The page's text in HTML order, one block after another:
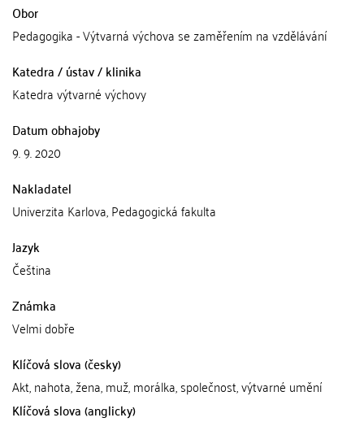
Obor
Pedagogika - Výtvarná výchova se zaměřením na vzdělávání
Katedra / ústav / klinika
Katedra výtvarné výchovy
Datum obhajoby
9. 9. 2020
Nakladatel
Univerzita Karlova, Pedagogická fakulta
Jazyk
Čeština
Známka
Velmi dobře
Klíčová slova (česky)
Akt, nahota, žena, muž, morálka, společnost, výtvarné umění
Klíčová slova (anglicky)